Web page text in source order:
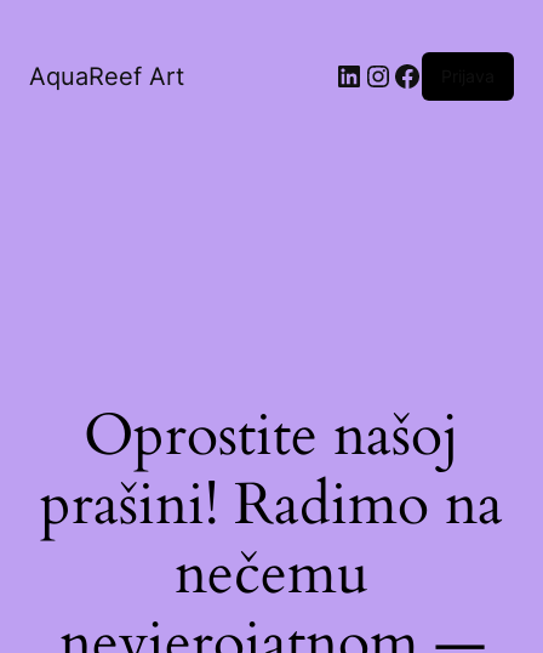
AquaReef Art
Oprostite našoj
prašini! Radimo na
nečemu